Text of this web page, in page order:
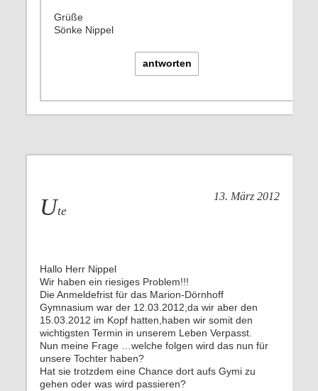
Grüße
Sönke Nippel
antworten
Ute
13. März 2012
Hallo Herr Nippel
Wir haben ein riesiges Problem!!!
Die Anmeldefrist für das Marion-Dörnhoff
Gymnasium war der 12.03.2012,da wir aber den
15.03.2012 im Kopf hatten,haben wir somit den
wichtigsten Termin in unserem Leben Verpasst.
Nun meine Frage …welche folgen wird das nun für
unsere Tochter haben?
Hat sie trotzdem eine Chance dort aufs Gymi zu
gehen oder was wird passieren?